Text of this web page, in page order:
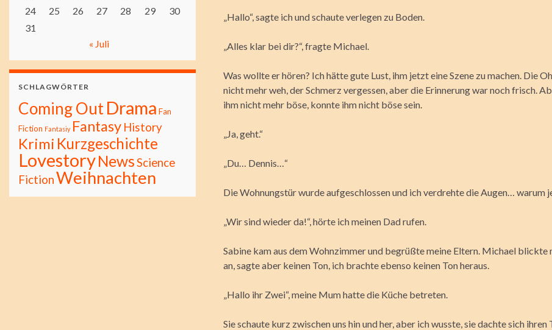
„Hallo“, sagte ich und schaute verlegen zu Boden.
„Alles klar bei dir?“, fragte Michael.
Was wollte er hören? Ich hätte gute Lust, ihm jetzt eine Szene zu machen. Die
nicht mehr weh, der Schmerz vergessen, aber die Erinnerung war noch frisch.
ihm nicht mehr böse, konnte ihm nicht böse sein.
„Ja, geht.“
„Du… Dennis…“
Die Wohnungstür wurde aufgeschlossen und ich verdrehte die Augen… warum
„Wir sind wieder da!“, hörte ich meinen Dad rufen.
Sabine kam aus dem Wohnzimmer und begrüßte meine Eltern. Michael blickte
an, sagte aber keinen Ton, ich brachte ebenso keinen Ton heraus.
„Hallo ihr Zwei“, meine Mum hatte die Küche betreten.
Sie schaute kurz zwischen uns hin und her, aber ich wusste, sie dachte sich ihren
24
25 26 27 28 29
30
31
« Juli
SCHLAGWÖRTER
Coming OutDrama Fan
Fiction Fantasiy Fantasy History
Krimi Kurzgeschichte
LovestoryNewsScience
FictionWeihnachten